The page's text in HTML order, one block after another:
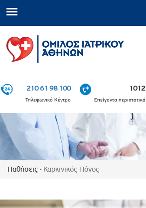
210 61 98 100
Τηλεφωνικό Κέντρο
1012
Επείγοντα περιστατικά
Παθήσεις Καρκινικός Πόνος